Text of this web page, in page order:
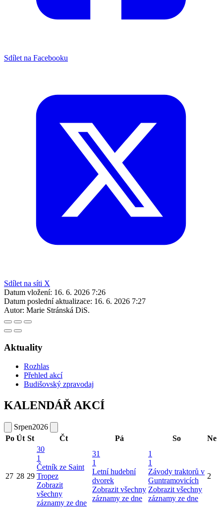
Sdílet na Facebooku
Sdílet na síti X
Datum vložení: 16. 6. 2026 7:26
Datum poslední aktualizace: 16. 6. 2026 7:27
Autor: Marie Stránská DiS.
Aktuality
Rozhlas
Přehled akcí
Budišovský zpravodaj
KALENDÁŘ AKCÍ
Srpen2026
Po Út St Čt Pá So Ne
27 28 29
30
1
Četník ze Saint
Tropez
Zobrazit
všechny
záznamy ze dne
31
1
Letní hudební
dvorek
Zobrazit všechny
záznamy ze dne
1
1
Závody traktorů v
Guntramovicích
Zobrazit všechny
záznamy ze dne
2